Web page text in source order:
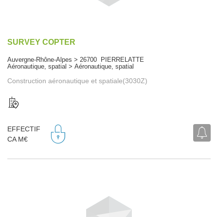
SURVEY COPTER
Auvergne-Rhône-Alpes > 26700 PIERRELATTE
Aéronautique, spatial > Aéronautique, spatial
Construction aéronautique et spatiale(3030Z)
EFFECTIF
CA M€